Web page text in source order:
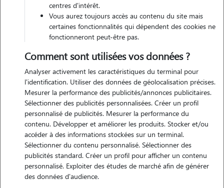
l'amour dont ils auront besoin durant vos absences.
Expérience
un chien avec qui j'ai grandi. depuis que je vis seule, j'ai eu également
un chat et un petit lapin. je garde régulièrement les animaux, que ce
soit chiens ou chats, de mes amis et ma famille.
marie est un membre non professionnel.
centres d'intérêt.
Vous aurez toujours accès au contenu du site mais
certaines fonctionnalités qui dépendent des cookies ne
fonctionneront peut-être pas.
Comment sont utilisées vos données ?
Analyser activement les caractéristiques du terminal pour
l'identification. Utiliser des données de géolocalisation précises.
Mesurer la performance des publicités/annonces publicitaires.
Sélectionner des publicités personnalisées. Créer un profil
personnalisé de publicités. Mesurer la performance du
contenu. Développer et améliorer les produits. Stocker et/ou
accéder à des informations stockées sur un terminal.
Sélectionner du contenu personnalisé. Sélectionner des
publicités standard. Créer un profil pour afficher un contenu
personnalisé. Exploiter des études de marché afin de générer
des données d'audience.